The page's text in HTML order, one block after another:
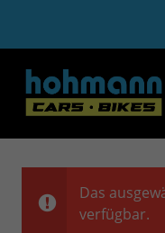
Das
verfügbar.